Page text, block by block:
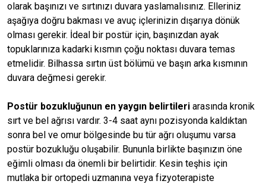
olarak başınızı ve sırtınızı duvara yaslamalısınız. Elleriniz
aşağıya doğru bakması ve avuç içlerinizin dışarıya dönük
olması gerekir. İdeal bir postür için, başınızdan ayak
topuklarınıza kadarki kısmın çoğu noktası duvara temas
etmelidir. Bilhassa sırtın üst bölümü ve başın arka kısmının
duvara değmesi gerekir.
Postür bozukluğunun en yaygın belirtileri arasında kronik
sırt ve bel ağrısı vardır. 3-4 saat aynı pozisyonda kaldıktan
sonra bel ve omur bölgesinde bu tür ağrı oluşumu varsa
postür bozukluğu oluşabilir. Bununla birlikte başınızın öne
eğimli olması da önemli bir belirtidir. Kesin teşhis için
mutlaka bir ortopedi uzmanına veya fizyoterapiste